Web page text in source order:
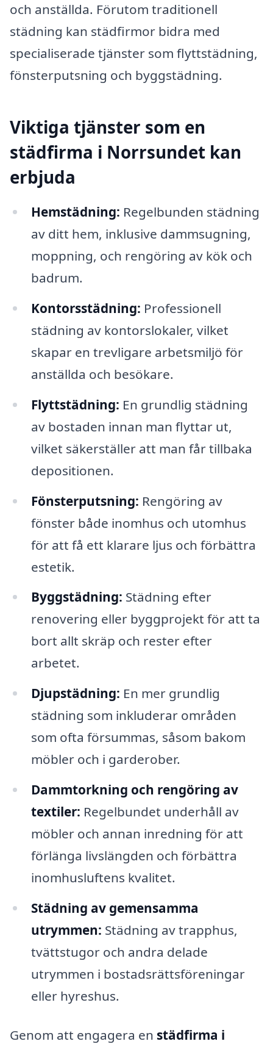
och anställda. Förutom traditionell
städning kan städfirmor bidra med
specialiserade tjänster som flyttstädning,
fönsterputsning och byggstädning.
Viktiga tjänster som en
städfirma i Norrsundet kan
erbjuda
Hemstädning: Regelbunden städning
av ditt hem, inklusive dammsugning,
moppning, och rengöring av kök och
badrum.
Kontorsstädning: Professionell
städning av kontorslokaler, vilket
skapar en trevligare arbetsmiljö för
anställda och besökare.
Flyttstädning: En grundlig städning
av bostaden innan man flyttar ut,
vilket säkerställer att man får tillbaka
depositionen.
Fönsterputsning: Rengöring av
fönster både inomhus och utomhus
för att få ett klarare ljus och förbättra
estetik.
Byggstädning: Städning efter
renovering eller byggprojekt för att ta
bort allt skräp och rester efter
arbetet.
Djupstädning: En mer grundlig
städning som inkluderar områden
som ofta försummas, såsom bakom
möbler och i garderober.
Dammtorkning och rengöring av
textiler: Regelbundet underhåll av
möbler och annan inredning för att
förlänga livslängden och förbättra
inomhusluftens kvalitet.
Städning av gemensamma
utrymmen: Städning av trapphus,
tvättstugor och andra delade
utrymmen i bostadsrättsföreningar
eller hyreshus.
Genom att engagera en städfirma i